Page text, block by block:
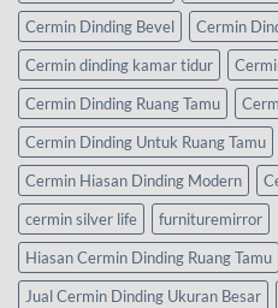
Cermin Dinding Bevel
Cermin
Cermin dinding kamar tidur
Cermin Dinding Ruang Tamu
Cermin Dinding Untuk Ruang Tamu
Cermin Hiasan Dinding Modern
cermin silver life
furnituremirror
Hiasan Cermin Dinding Ruang Tamu
Jual Cermin Dinding Ukuran Besar